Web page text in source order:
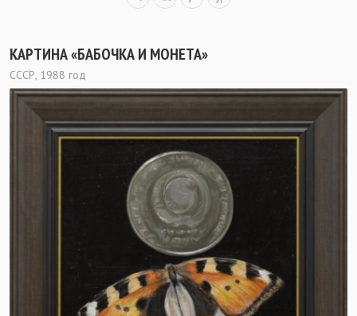
КАРТИНА «БАБОЧКА И МОНЕТА»
СССР, 1988 год